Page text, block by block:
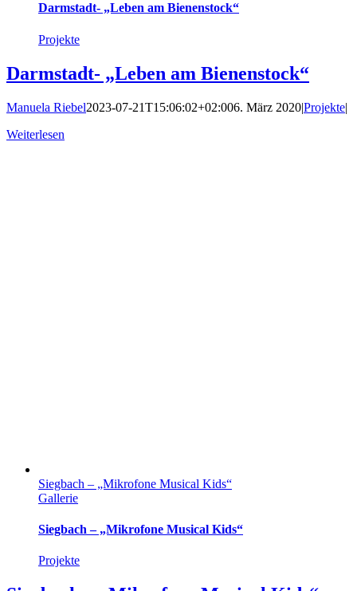
Darmstadt- „Leben am Bienenstock“
Projekte
Darmstadt- „Leben am Bienenstock“
Manuela Riebel2023-07-21T15:06:02+02:006. März 2020|Projekte|
Weiterlesen
Siegbach – „Mikrofone Musical Kids“
Gallerie
Siegbach – „Mikrofone Musical Kids“
Projekte